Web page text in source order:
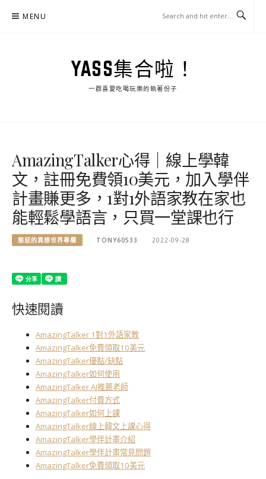
MENU
YASS集合啦！
一群喜愛吃喝玩樂的執著份子
AmazingTalker心得｜線上學韓
文，註冊免費領10美元，加入學伴
計畫賺更多，1對1外語家教在家也
能輕鬆學語言，只買一堂課也行
猴屁的異想世界專欄 TONY60533 2022-09-28
快速閱讀
AmazingTalker 1對1外語家教
AmazingTalker免費領取10美元
AmazingTalker優點/缺點
AmazingTalker如何使用
AmazingTalker AI推薦老師
AmazingTalker付費方式
AmazingTalker如何上課
AmazingTalker線上韓文上課心得
AmazingTalker學伴計畫介紹
AmazingTalker學伴計畫常見問題
AmazingTalker免費領取10美元